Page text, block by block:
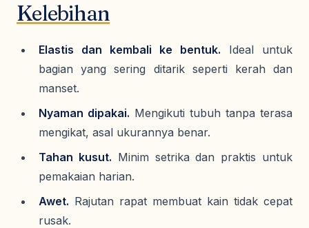
Kelebihan
Elastis dan kembali ke bentuk. Ideal untuk
bagian yang sering ditarik seperti kerah dan
manset.
Nyaman dipakai. Mengikuti tubuh tanpa terasa
mengikat, asal ukurannya benar.
Tahan kusut. Minim setrika dan praktis untuk
pemakaian harian.
Awet. Rajutan rapat membuat kain tidak cepat
rusak.